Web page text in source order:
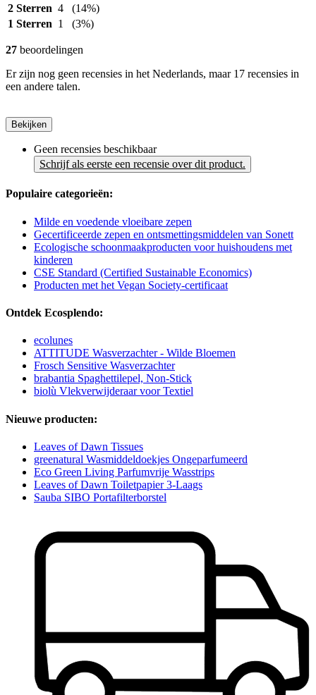
2 Sterren 4
(14%)
1 Sterren 1 (3%)
27 beoordelingen
Er zijn nog geen recensies in het Nederlands, maar 17 recensies in
een andere talen.
Bekijken
Geen recensies beschikbaar
Schrijf als eerste een recensie over dit product.
Populaire categorieën:
Milde en voedende vloeibare zepen
Gecertificeerde zepen en ontsmettingsmiddelen van Sonett
Ecologische schoonmaakproducten voor huishoudens met
kinderen
CSE Standard (Certified Sustainable Economics)
Producten met het Vegan Society-certificaat
Ontdek Ecosplendo:
ecolunes
ATTITUDE Wasverzachter - Wilde Bloemen
Frosch Sensitive Wasverzachter
brabantia Spaghettilepel, Non-Stick
biolù Vlekverwijderaar voor Textiel
Nieuwe producten:
Leaves of Dawn Tissues
greenatural Wasmiddeldoekjes Ongeparfumeerd
Eco Green Living Parfumvrije Wasstrips
Leaves of Dawn Toiletpapier 3-Laags
Sauba SIBO Portafilterborstel